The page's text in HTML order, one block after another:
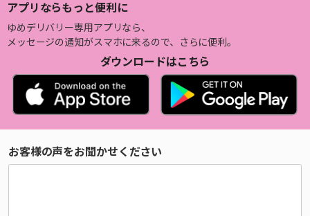
アプリならもっと便利に
ゆめデリバリー専用アプリなら、
メッセージの通知がスマホに来るので、さらに便利。
ダウンロードはこちら
お客様の声をお聞かせください